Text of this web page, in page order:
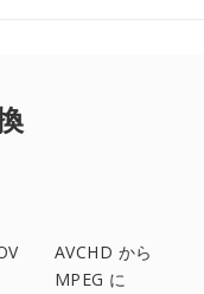
AVCHD から
MPEG に